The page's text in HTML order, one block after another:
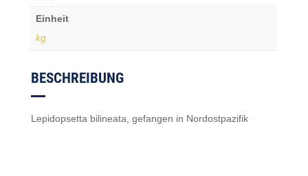
Einheit
kg
BESCHREIBUNG
Lepidopsetta bilineata, gefangen in Nordostpazifik